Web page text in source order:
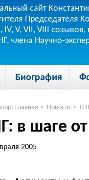
сайт
Председателя
IV, V, VII, VIII
члена Научно-
Биография
Главная > Новости >
в шаге
2005